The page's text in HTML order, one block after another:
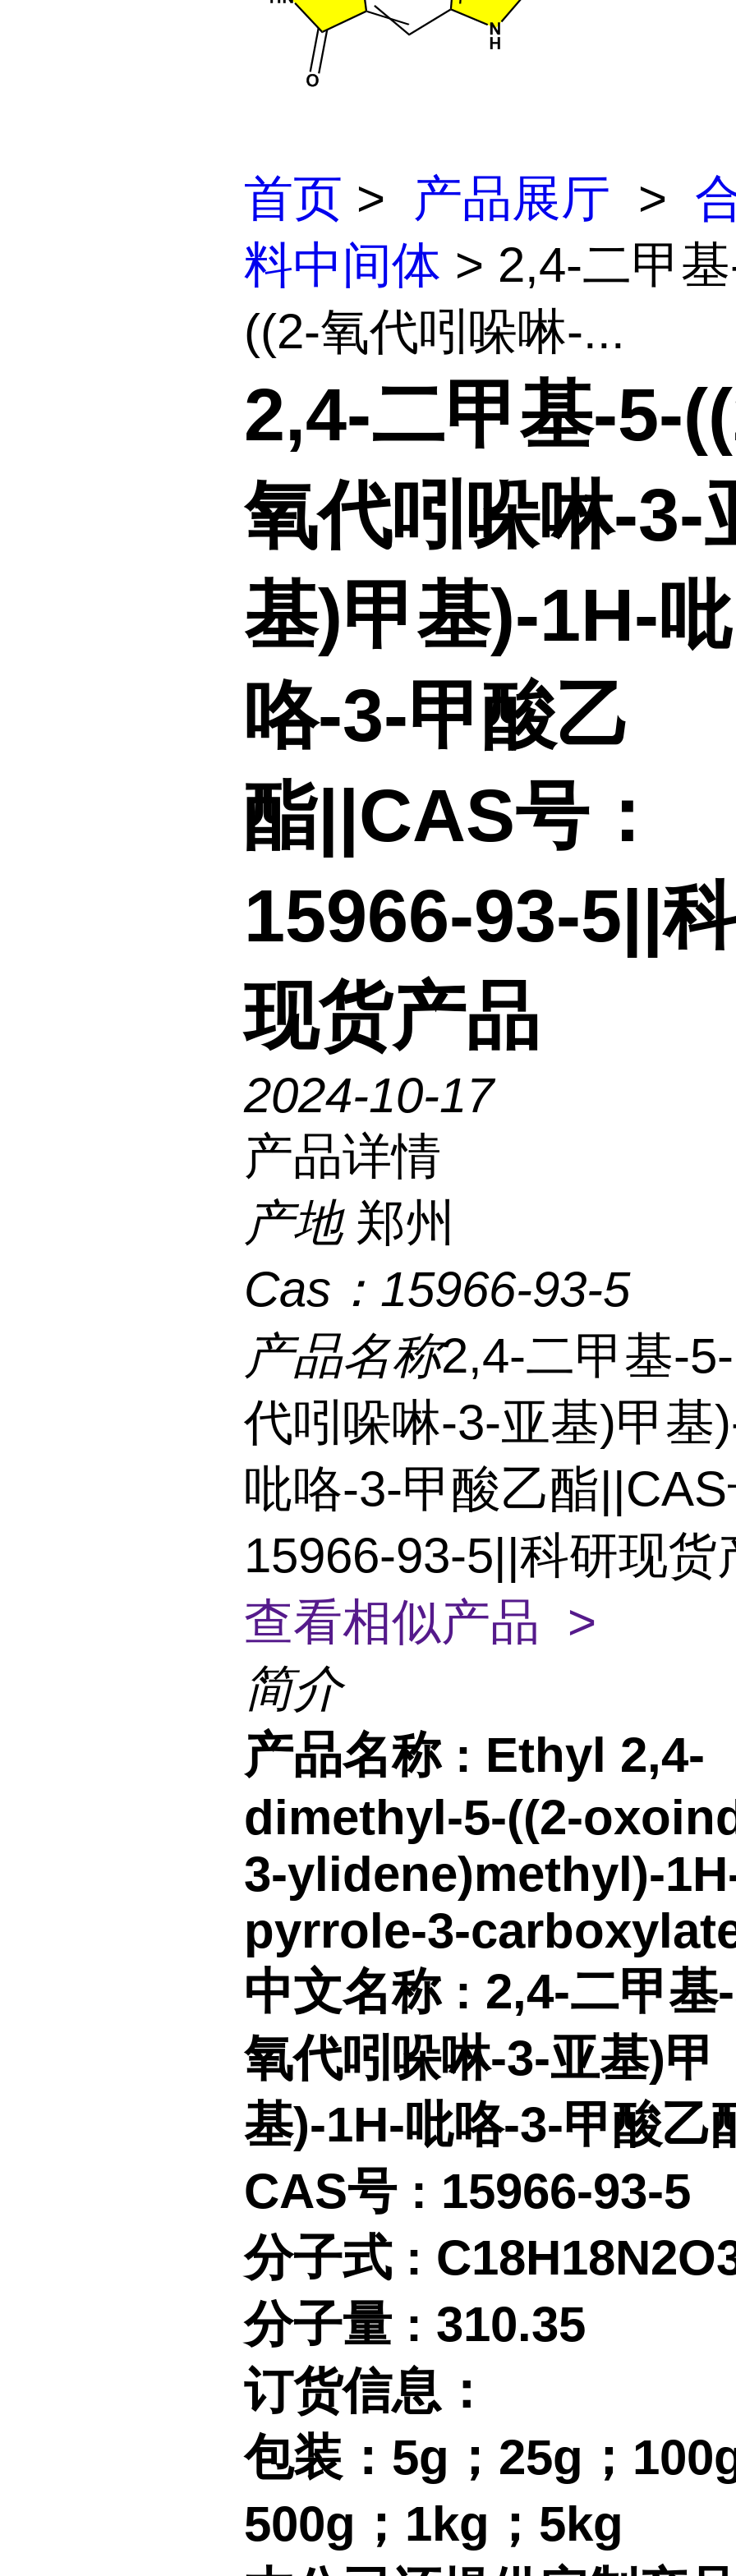
首页 > 产品展厅 >
料中间体 > 2,4-二甲
((2-氧代吲哚啉-...
2,4-二甲基-5-
氧代吲哚啉-3-
基)甲基)-1H-吡
咯-3-甲酸乙
酯||CAS号：
15966-93-5||
现货产品
2024-10-17
产品详情
产地 郑州
Cas： 15966-93-5
产品名称2,4-二甲基-
代吲哚啉-3-亚基)甲基
吡咯-3-甲酸乙酯
15966-93-5||科研现货
查看相似产品 >
简介
产品名称 : Ethyl 2,4-
dimethyl-5-((2-
3-ylidene)methyl)-
pyrrole-3-
中文名称 : 2,4-二甲基
氧代吲哚啉-3-亚基)甲
基)-1H-吡咯-3-甲酸乙
CAS号 : 15966-93-5
分子式 :
分子量 : 310.35
订货信息：
包装： 5g；25g；
500g；1kg；5kg